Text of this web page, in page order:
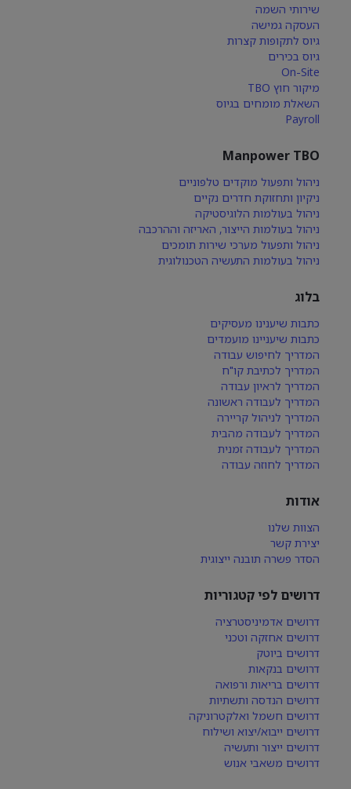
שירותי השמה
העסקה גמישה
גיוס לתקופות קצרות
גיוס בכירים
On-Site
מיקור חוץ TBO
השאלת מומחים בגיוס
Payroll
Manpower TBO
ניהול ותפעול מוקדים טלפוניים
ניקיון ותחזוקת חדרים נקיים
ניהול בעולמות הלוגיסטיקה
ניהול בעולמות הייצור, האריזה וההרכבה
ניהול ותפעול מערכי שירות תומכים
ניהול בעולמות התעשיה הטכנולוגית
בלוג
כתבות שיענינו מעסיקים
כתבות שיעניינו מועמדים
המדריך לחיפוש עבודה
המדריך לכתיבת קו"ח
המדריך לראיון עבודה
המדריך לעבודה ראשונה
המדריך לניהול קריירה
המדריך לעבודה מהבית
המדריך לעבודה זמנית
המדריך לחוזה עבודה
אודות
הצוות שלנו
יצירת קשר
הסדר פשרה תובנה ייצוגית
דרושים לפי קטגוריות
דרושים אדמיניסטרציה
דרושים אחזקה וטכני
דרושים ביוטק
דרושים בנקאות
דרושים בריאות ורפואה
דרושים הנדסה ותשתיות
דרושים חשמל ואלקטרוניקה
דרושים ייבוא/יצוא ושילוח
דרושים ייצור ותעשיה
דרושים משאבי אנוש